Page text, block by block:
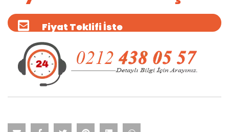
Fiyat Teklifi İste